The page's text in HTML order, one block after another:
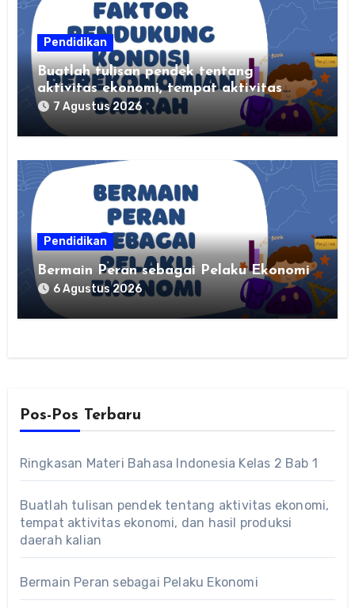
Pendidikan
Buatlah tulisan pendek tentang
aktivitas ekonomi, tempat aktivitas
ekonomi, dan hasil produksi daerah
kalian
7 Agustus 2026
Pendidikan
Bermain Peran sebagai Pelaku Ekonomi
6 Agustus 2026
Pos-Pos Terbaru
Ringkasan Materi Bahasa Indonesia Kelas 2 Bab 1
Buatlah tulisan pendek tentang aktivitas ekonomi,
tempat aktivitas ekonomi, dan hasil produksi
daerah kalian
Bermain Peran sebagai Pelaku Ekonomi